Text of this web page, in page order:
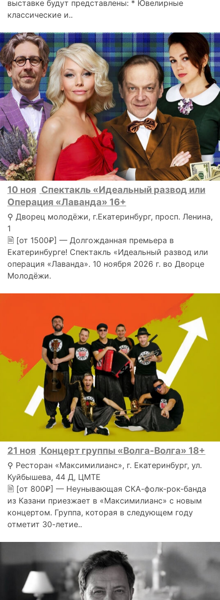
выставке будут представлены: * Ювелирные
классические и..
10 ноя Спектакль «Идеальный развод или
Операция «Лаванда» 16+
⚲ Дворец молодёжи, г.Екатеринбург, просп. Ленина,
1
🗎 [от 1500₽] — Долгожданная премьера в
Екатеринбурге! Спектакль «Идеальный развод или
операция «Лаванда». 10 ноября 2026 г. во Дворце
Молодёжи.
21 ноя Концерт группы «Волга-Волга» 18+
⚲ Ресторан «Максимилианс», г. Екатеринбург, ул.
Куйбышева, 44 Д, ЦМТЕ
🗎 [от 800₽] — Неунывающая СКА-фолк-рок-банда
из Казани приезжает в «Максимилианс» с новым
концертом. Группа, которая в следующем году
отметит 30-летие..